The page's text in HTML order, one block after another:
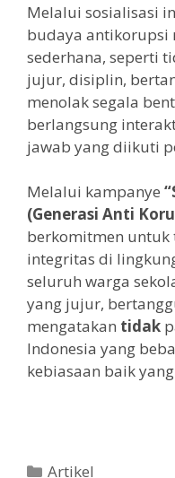
Melalui sosialisasi
budaya antikorupsi
sederhana, seperti
jujur, disiplin,
menolak segala
berlangsung
jawab yang diikuti
Melalui kampanye
(Generasi Anti
berkomitmen untuk
integritas di
seluruh warga
yang jujur,
mengatakan tidak
Indonesia yang
kebiasaan baik
Artikel